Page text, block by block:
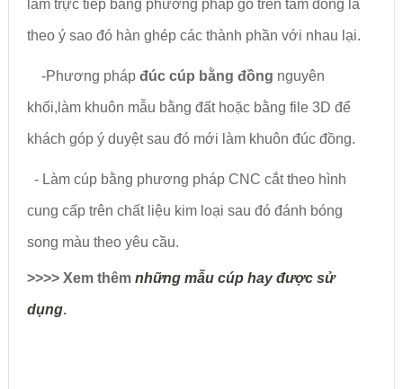
làm trực tiếp bằng phương pháp gò trên tấm đồng lá
theo ý sao đó hàn ghép các thành phần với nhau lại.
-Phương phápđúc cúp bằng đồng nguyên
khối,làm khuôn mẫu bằng đất hoặc bằng file 3D để
khách góp ý duyệt sau đó mới làm khuôn đúc đồng.
- Làm cúp bằng phương pháp CNC cắt theo hình
cung cấp trên chất liệu kim loại sau đó đánh bóng
song màu theo yêu cầu.
>>>> Xem thêm những mẫu cúp hay được sử
dụng.